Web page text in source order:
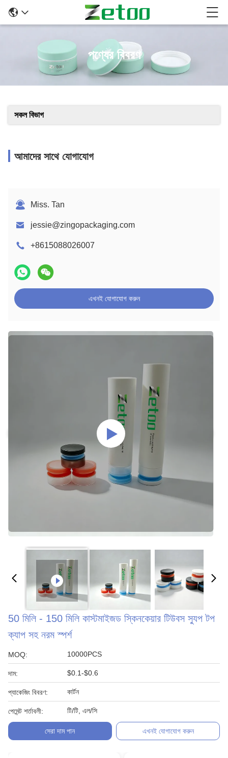
পণ্যের বিবরণ
সকল বিভাগ
আমাদের সাথে যোগাযোগ
Miss. Tan
jessie@zingopackaging.com
+8615088026007
এখনই যোগাযোগ করুন
50 মিলি - 150 মিলি কাস্টমাইজড স্কিনকেয়ার টিউবস স্যুপ টপ
ক্যাপ সহ নরম স্পর্শ
MOQ: 10000PCS
দাম: $0.1-$0.6
প্যাকেজিং বিবরণ: কার্টন
পেমেন্ট শর্তাবলী: টি/টি, এল/সি
সেরা দাম পান এখনই যোগাযোগ করুন